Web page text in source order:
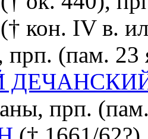
(† кон. IV в.
прп. (пам. 23
прп.